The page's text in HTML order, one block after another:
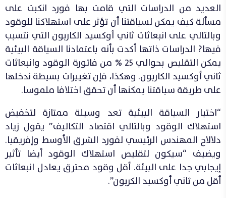
العديد من الدراسات التي قامت بها فورد انكبت على
مسألة كيف يمكن لسياقتنا أن تؤثر على استهلاكنا للوقود
وبالتالي على انبعاثات ثاني أوكسيد الكاربون التي نتسبب
فيها? الدراسات ذاتها أكدت بأنه باعتمادنا السياقة البيئية
يمكن التقليص بحوالي 25 % من فاتورة الوقود وانبعاثات
ثاني أوكسيد الكاربون. وهكذا، فإن تغييرات بسيطة ندخلها
على طريقة سياقتنا يمكنها أن تحقق اختلافا ملموسا.
“اختيار السياقة البيئية تعد وسيلة ممتازة لتخفيض
استهلاك الوقود وبالتالي اقتصاد التكاليف” يقول زياد
دلالاح المهندس الرئيسي لفورد الشرق الأوسط وإفريقيا.
ويضيف “سيكون لتقليص استهلاك الوقود أيضا تأثير
إيجابي جدا على البيئة. أقل وقود محترق يعادل انبعاثات
أقل من ثاني أوكسيد الكربون”.